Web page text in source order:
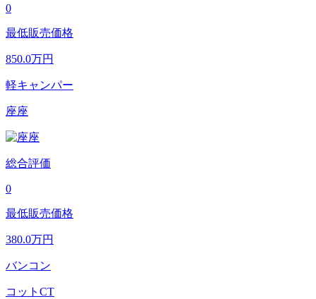
0
最低販売価格
850.0万円
軽キャンパー
座座
総合評価
0
最低販売価格
380.0万円
バンコン
コットCT